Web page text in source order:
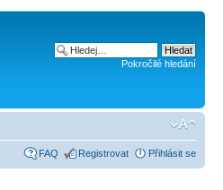
Pokročilé hledání
FAQ Registrovat Přihlásit se